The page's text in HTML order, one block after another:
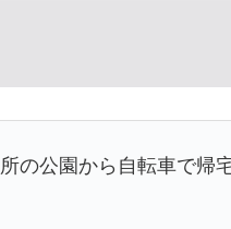
の公園から自転車で帰